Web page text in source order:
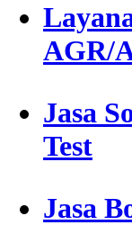
AGR/
Jasa
Test
Jasa